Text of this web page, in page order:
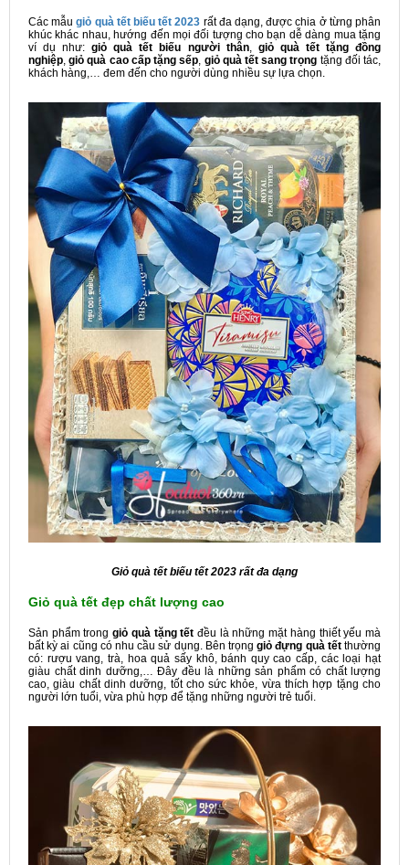
Các mẫugiỏ quà tết biếu tết 2023 rất đa dạng, được chia ở từng phân
khúc khác nhau, hướng đến mọi đối tượng cho bạn dễ dàng mua tặng
ví dụ như:giỏ quà tết biếu người thân, giỏ quà tết tặng đồng
nghiệp,giỏ quà cao cấp tặng sếp, giỏ quà tết sang trọng tặng đối tác,
khách hàng,… đem đến cho người dùng nhiều sự lựa chọn.
Giỏ quà tết biếu tết 2023 rất đa dạng
Giỏ quà tết đẹp chất lượng cao
Sản phẩm tronggiỏ quà tặng tết đều là những mặt hàng thiết yếu mà
bất kỳ ai cũng có nhu cầu sử dụng. Bên trọnggiỏ đựng quà tếtthường
có: rượu vang, trà, hoa quả sấy khô, bánh quy cao cấp, các loại hạt
giàu chất dinh dưỡng,… Đây đều là những sản phẩm có chất lượng
cao, giàu chất dinh dưỡng, tốt cho sức khỏe, vừa thích hợp tặng cho
người lớn tuổi, vừa phù hợp để tặng những người trẻ tuổi.